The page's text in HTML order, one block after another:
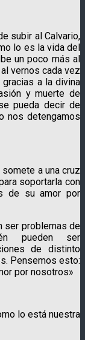
subir al Calvario,
lo es la vida del
un poco más al
vernos cada vez
a la divina
y muerte de
pueda decir de
nos detengamos
a una cruz
soportarla con
de su amor por
problemas de
pueden ser
de distinto
Pensemos esto:
por nosotros»
lo está nuestra